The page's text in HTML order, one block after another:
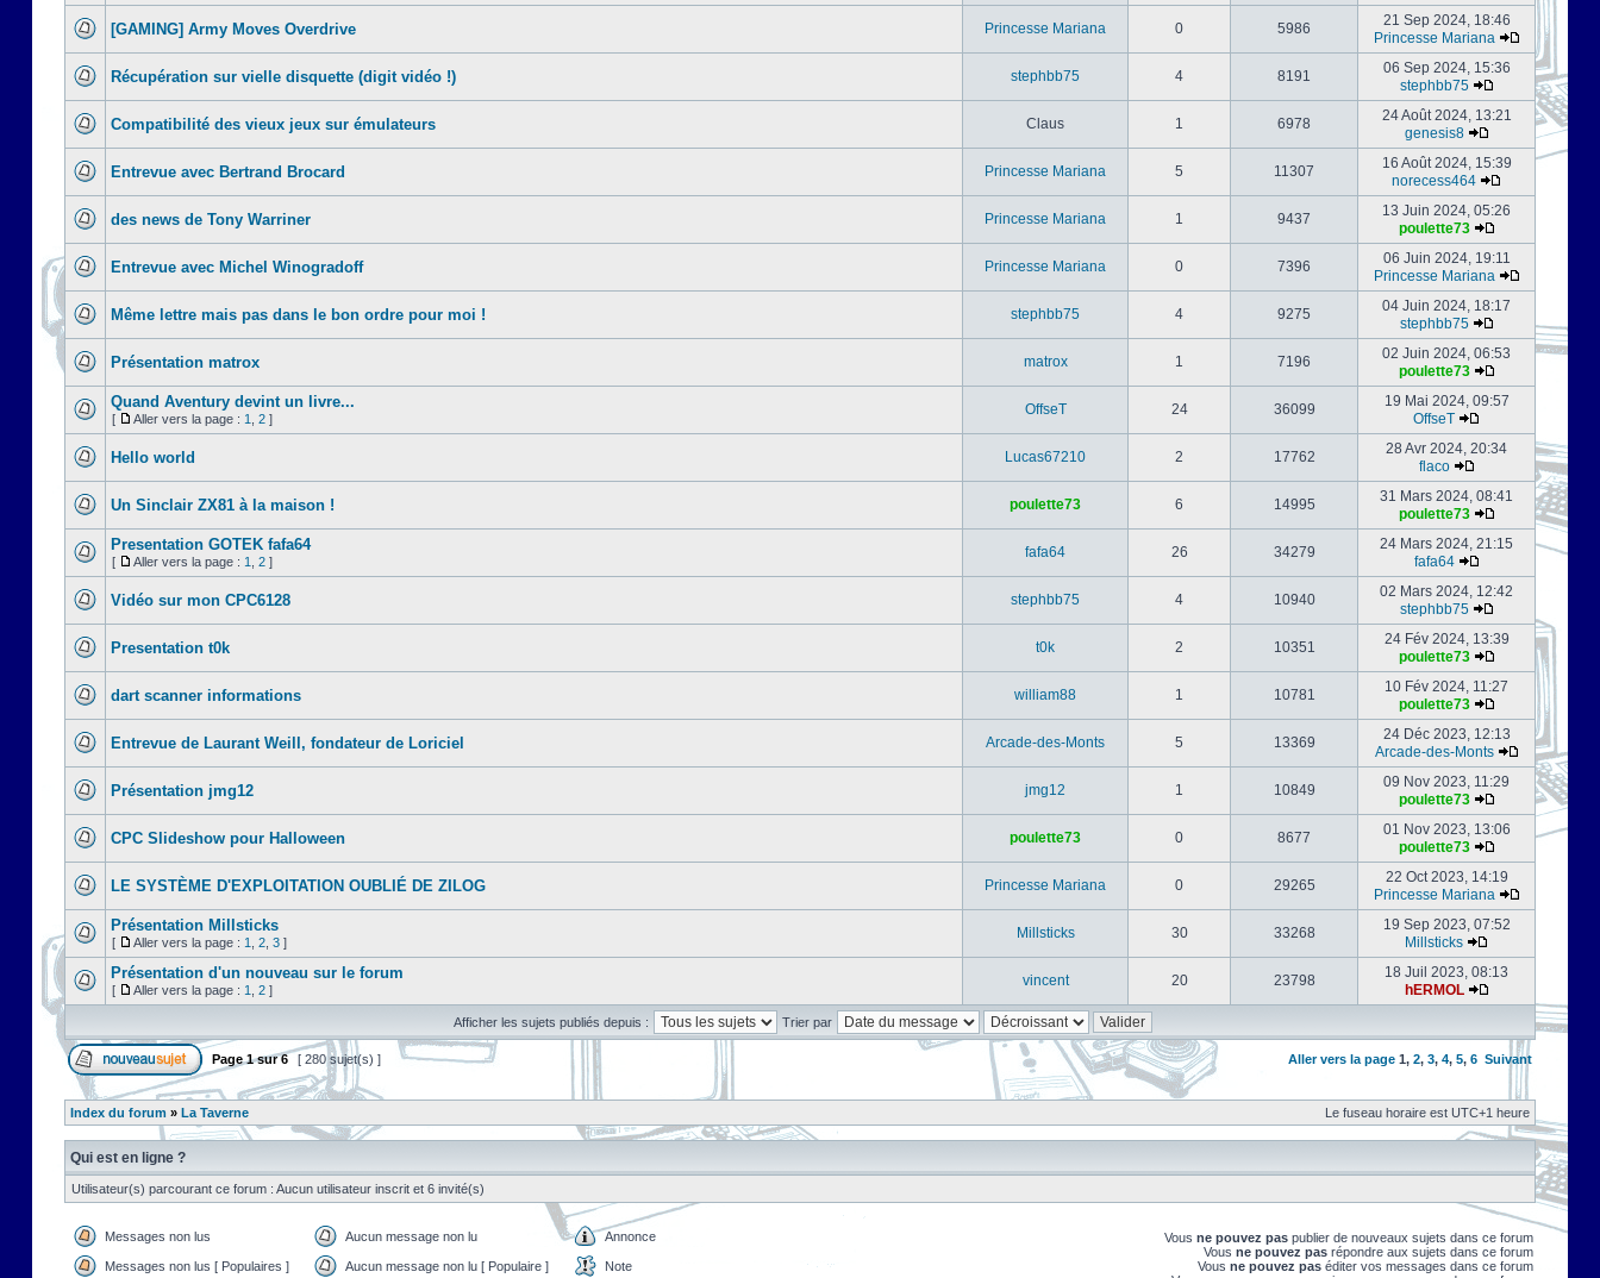
[GAMING] Army Moves Overdrive Princesse Mariana 0 5986
21 Sep 2024, 18:46
Princesse Mariana
Récupération sur vielle disquette (digit vidéo !) stephbb75 4 8191
06 Sep 2024, 15:36
stephbb75
Compatibilité des vieux jeux sur émulateurs Claus 1 6978
24 Août 2024, 13:21
genesis8
Entrevue avec Bertrand Brocard Princesse Mariana 5 11307
16 Août 2024, 15:39
norecess464
des news de Tony Warriner Princesse Mariana 1 9437
13 Juin 2024, 05:26
poulette73
Entrevue avec Michel Winogradoff Princesse Mariana 0 7396
06 Juin 2024, 19:11
Princesse Mariana
Même lettre mais pas dans le bon ordre pour moi ! stephbb75 4 9275
04 Juin 2024, 18:17
stephbb75
Présentation matrox matrox 1 7196
02 Juin 2024, 06:53
poulette73
Quand Aventury devint un livre...
[ Aller vers la page : 1 2 ]
OffseT 24 36099
19 Mai 2024, 09:57
OffseT
Hello world Lucas67210 2 17762
28 Avr 2024, 20:34
flaco
Un Sinclair ZX81 à la maison ! poulette73 6 14995
31 Mars 2024, 08:41
poulette73
Presentation GOTEK fafa64
[ Aller vers la page : 1 2 ]
fafa64 26 34279
24 Mars 2024, 21:15
fafa64
Vidéo sur mon CPC6128 stephbb75 4 10940
02 Mars 2024, 12:42
stephbb75
Presentation t0k t0k 2 10351
24 Fév 2024, 13:39
poulette73
dart scanner informations william88 1 10781
10 Fév 2024, 11:27
poulette73
Entrevue de Laurant Weill, fondateur de Loriciel Arcade-des-Monts 5 13369
24 Déc 2023, 12:13
Arcade-des-Monts
Présentation jmg12 jmg12 1 10849
09 Nov 2023, 11:29
poulette73
CPC Slideshow pour Halloween poulette73 0 8677
01 Nov 2023, 13:06
poulette73
LE SYSTÈME D'EXPLOITATION OUBLIÉ DE ZILOG Princesse Mariana 0 29265
22 Oct 2023, 14:19
Princesse Mariana
Présentation Millsticks
[ Aller vers la page : 1 2 3 ]
Millsticks 30 33268
19 Sep 2023, 07:52
Millsticks
Présentation d'un nouveau sur le forum
[ Aller vers la page : 1 2 ]
vincent 20 23798
18 Juil 2023, 08:13
hERMOL
Afficher les sujets publiés depuis : Trier par
Page1sur6 [ 280 sujet(s) ] Aller vers la page 1, 2, 3, 4, 5, 6 Suivant
Index du forum » La Taverne Le fuseau horaire est UTC+1 heure
Qui est en ligne ?
Utilisateur(s) parcourant ce forum : Aucun utilisateur inscrit et 6 invité(s)
Messages non lus Aucun message non lu Annonce
Messages non lus [ Populaires ] Aucun message non lu [ Populaire ] Note
Vous ne pouvez pas publier de nouveaux sujets dans ce forum
Vous ne pouvez pas répondre aux sujets dans ce forum
Vous ne pouvez pas éditer vos messages dans ce forum